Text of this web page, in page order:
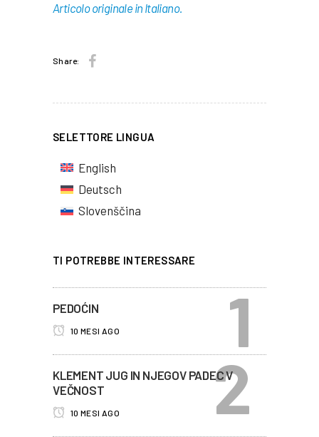
Articolo originale in Italiano.
Share:
SELETTORE LINGUA
English
Deutsch
Slovenščina
TI POTREBBE INTERESSARE
PEDOĆIN
10 MESI AGO
KLEMENT JUG IN NJEGOV PADEC V
VEČNOST
10 MESI AGO